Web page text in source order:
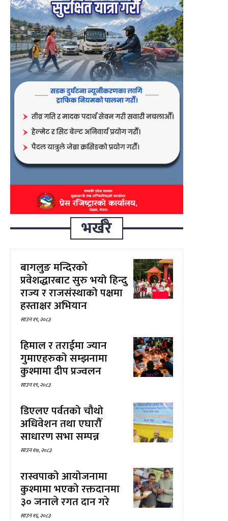
भर्खरै
बागलुङ मन्दिरको
प्रवेशद्धारबाट सुरु भयो हिन्दु
राज्य र राजसंस्थाको पक्षमा
हस्ताक्षर अभियान
साउन १९, २०८३
हिमाल र तराईमा ज्यान
गुमाएहरुको सम्झनामा
कुश्मामा दीप प्रज्वलन
साउन १९, २०८३
डिएलए पर्वतको चौथो
अधिवेशन तथा एघारौँ
साधारण सभा सम्पन्न
साउन १७, २०८३
रास्वपाको आयोजनामा
कुश्मामा भएको रक्तदानमा
३० जनाले रगत दान गरे
साउन १६, २०८३